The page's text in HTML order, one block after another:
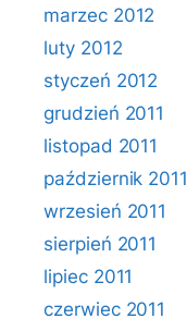
marzec 2012
luty 2012
styczeń 2012
grudzień 2011
listopad 2011
październik 2011
wrzesień 2011
sierpień 2011
lipiec 2011
czerwiec 2011